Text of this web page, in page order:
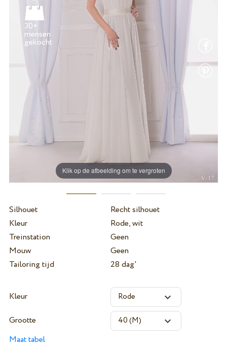
Klik op de afbeelding om te vergroten
30+
mensen
Silhouet
Recht silhouet
Kleur
Rode, wit
Treinstation
Geen
Mouw
Geen
Tailoring tijd
28 dag'
Kleur
Grootte
Maat tabel